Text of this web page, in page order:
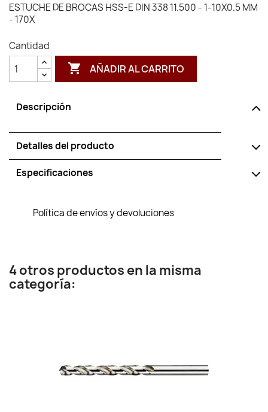
ESTUCHE DE BROCAS HSS-E DIN 338 11.500 - 1-10X0.5 MM
- 170X
Cantidad
 AÑADIR AL CARRITO
Descripción
Detalles del producto
Especificaciones
Política de envíos y devoluciones
4 otros productos en la misma
categoría: